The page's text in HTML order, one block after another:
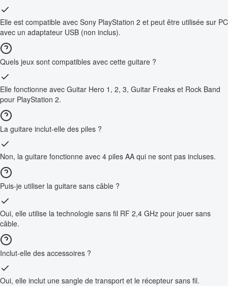
Elle est compatible avec Sony PlayStation 2 et peut être utilisée sur PC
avec un adaptateur USB (non inclus).
Quels jeux sont compatibles avec cette guitare ?
Elle fonctionne avec Guitar Hero 1, 2, 3, Guitar Freaks et Rock Band
pour PlayStation 2.
La guitare inclut-elle des piles ?
Non, la guitare fonctionne avec 4 piles AA qui ne sont pas incluses.
Puis-je utiliser la guitare sans câble ?
Oui, elle utilise la technologie sans fil RF 2,4 GHz pour jouer sans
câble.
Inclut-elle des accessoires ?
Oui, elle inclut une sangle de transport et le récepteur sans fil.